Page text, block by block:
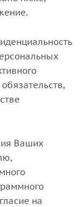
Ваших
на